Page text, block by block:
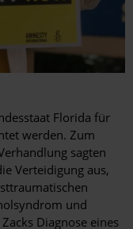
Florida für
werden. Zum
sagten
Verteidigung aus,
und
Diagnose eines